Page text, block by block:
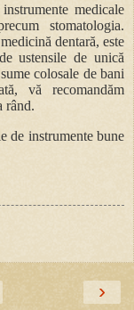
medicale
stomatologia.
dentară, este
ustensile de unică
colosale de bani
vă recomandăm
rând.
de instrumente bune
›